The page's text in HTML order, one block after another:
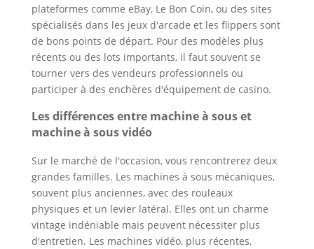
plateformes comme eBay, Le Bon Coin, ou des sites
spécialisés dans les jeux d'arcade et les flippers sont
de bons points de départ. Pour des modèles plus
récents ou des lots importants, il faut souvent se
tourner vers des vendeurs professionnels ou
participer à des enchères d'équipement de casino.
Les différences entre machine à sous et
machine à sous vidéo
Sur le marché de l'occasion, vous rencontrerez deux
grandes familles. Les machines à sous mécaniques,
souvent plus anciennes, avec des rouleaux
physiques et un levier latéral. Elles ont un charme
vintage indéniable mais peuvent nécessiter plus
d'entretien. Les machines vidéo, plus récentes,